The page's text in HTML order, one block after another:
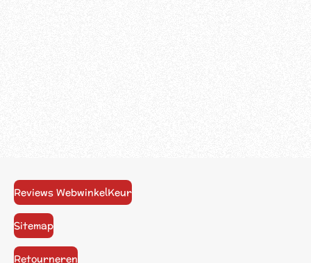
Reviews WebwinkelKeur
Sitemap
Retourneren